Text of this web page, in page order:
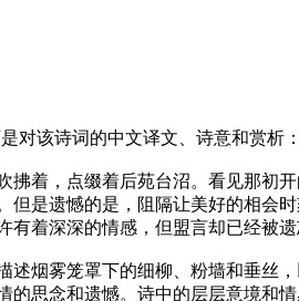
对该诗词的中文译文、诗意和赏析：
着，点缀着后苑台沼。看见那初
是遗憾的是，阻隔让美好的相会
着深深的情感，但盟言却已经被遗
烟雾笼罩下的细柳、粉墙和垂丝
思念和遗憾。诗中的层层意境和